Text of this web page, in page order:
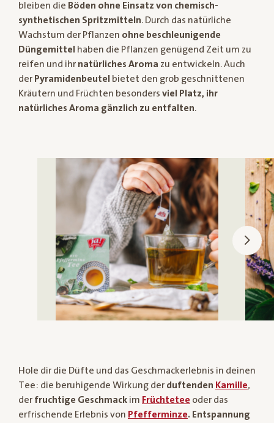
bleiben die Böden ohne Einsatz von chemisch-
synthetischen Spritzmitteln. Durch das natürliche
Wachstum der Pflanzen ohne beschleunigende
Düngemittel haben die Pflanzen genügend Zeit um zu
reifen und ihr natürliches Aroma zu entwickeln. Auch
der Pyramidenbeutel bietet den grob geschnittenen
Kräutern und Früchten besonders viel Platz, ihr
natürliches Aroma gänzlich zu entfalten.
Hole dir die Düfte und das Geschmackerlebnis in deinen
Tee: die beruhigende Wirkung der duftenden Kamille,
der fruchtige Geschmack im Früchtetee oder das
erfrischende Erlebnis von Pfefferminze. Entspannung